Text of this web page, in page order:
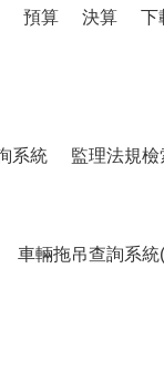
預算 決算 下
系統 監理法規檢
車輛拖吊查詢系